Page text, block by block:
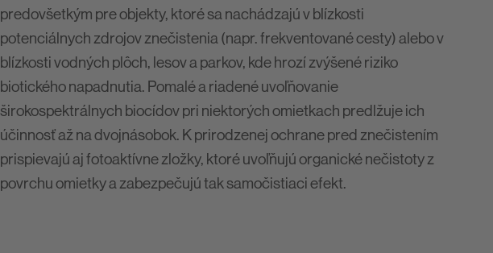
predovšetkým pre objekty, ktoré sa nachádzajú v blízkosti
potenciálnych zdrojov znečistenia (napr. frekventované cesty) alebo v
blízkosti vodných plôch, lesov a parkov, kde hrozí zvýšené riziko
biotického napadnutia. Pomalé a riadené uvoľňovanie
širokospektrálnych biocídov pri niektorých omietkach predlžuje ich
účinnosť až na dvojnásobok. K prirodzenej ochrane pred znečistením
prispievajú aj fotoaktívne zložky, ktoré uvoľňujú organické nečistoty z
povrchu omietky a zabezpečujú tak samočistiaci efekt.